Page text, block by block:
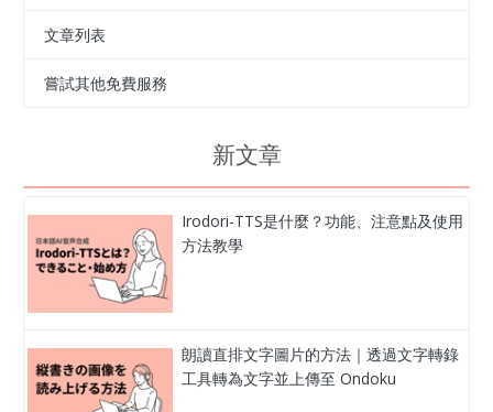
文章列表
嘗試其他免費服務
新文章
Irodori-TTS是什麼？功能、注意點及使用
方法教學
朗讀直排文字圖片的方法｜透過文字轉錄
工具轉為文字並上傳至 Ondoku